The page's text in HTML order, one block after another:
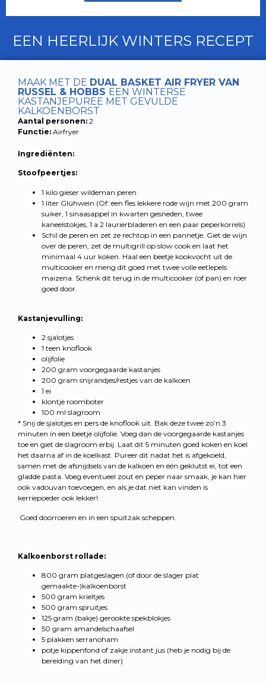
EEN HEERLIJK WINTERS RECEPT
MAAK MET DE DUAL BASKET AIR FRYER VAN
RUSSEL & HOBBS EEN WINTERSE
KASTANJEPUREE MET GEVULDE
KALKOENBORST
Aantal personen: 2
Functie: Airfryer
Ingrediënten:
Stoofpeertjes:
1 kilo gieser wildeman peren
1 liter Glühwein (Of: een fles lekkere rode wijn met 200 gram
suiker, 1 sinaasappel in kwarten gesneden, twee
kaneelstokjes, 1 a 2 laurierbladeren en een paar peperkorrels)
Schil de peren en zet ze rechtop in een pannetje. Giet de wijn
over de peren, zet de multigrill op slow cook en laat het
minimaal 4 uur koken. Haal een beetje kookvocht uit de
multicooker en meng dit goed met twee volle eetlepels
maizena. Schenk dit terug in de multicooker (of pan) en roer
goed door.
Kastanjevulling:
2 sjalotjes
1 teen knoflook
olijfolie
200 gram voorgegaarde kastanjes
200 gram snijrandjes/restjes van de kalkoen
1 ei
klontje roomboter
100 ml slagroom
* Snij de sjalotjes en pers de knoflook uit. Bak deze twee zo’n 3
minuten in een beetje olijfolie. Voeg dan de voorgegaarde kastanjes
toe en giet de slagroom erbij. Laat dit 5 minuten goed koken en koel
het daarna af in de koelkast. Pureer dit nadat het is afgekoeld,
samen met de afsnijdsels van de kalkoen en één geklutst ei, tot een
gladde pasta. Voeg eventueel zout en peper naar smaak, je kan hier
ook vadouvan toevoegen, en als je dat niet kan vinden is
kerriepoeder ook lekker!.
Goed doorroeren en in een spuitzak scheppen.
Kalkoenborst rollade:
800 gram platgeslagen (of door de slager plat
gemaakte-)kalkoenborst
500 gram krieltjes
500 gram spruitjes
125 gram (bakje) gerookte spekblokjes
50 gram amandelschaafsel
5 plakken serranoham
potje kippenfond of zakje instant jus (heb je nodig bij de
bereiding van het diner)